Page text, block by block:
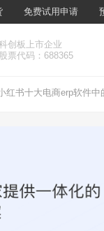
免费试用申请
创板上市企业
股票代码：688365
红书十大电商erp软件